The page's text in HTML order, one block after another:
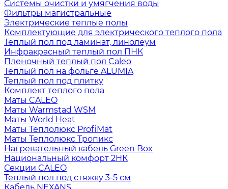
Системы очистки и умягчения воды
Фильтры магистральные
Электрические теплые полы
Комплектующие для электрического теплого пола
Теплый пол под ламинат, линолеум
Инфракрасный теплый пол ПНК
Пленочный теплый пол Caleo
Теплый пол на фольге ALUMIA
Теплый пол под плитку
Комплект теплого пола
Маты CALEO
Маты Warmstad WSM
Маты World Heat
Маты Теплолюкс ProfiMat
Маты Теплолюкс Тропикс
Нагревательный кабель Green Box
Национальный комфорт 2НК
Секции CALEO
Теплый пол под стяжку 3-5 см